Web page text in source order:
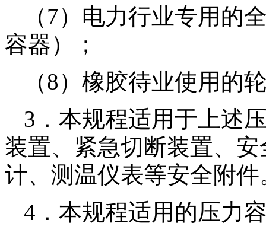
（7）电力行业专用的
容器）；
（8）橡胶待业使用的
3．本规程适用于上述
装置、紧急切断装置、
计、测温仪表等安全附件
4．本规程适用的压力